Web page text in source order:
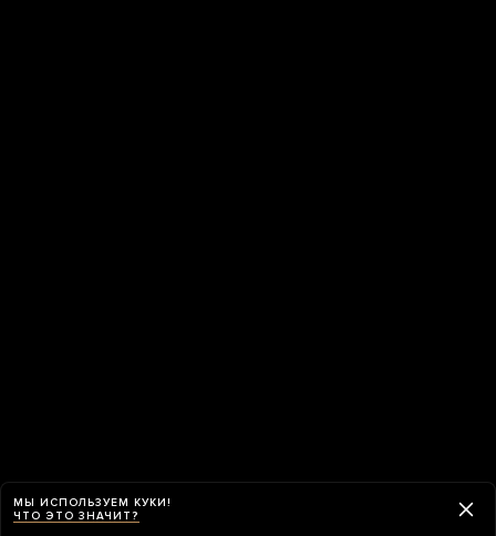
МЫ ИСПОЛЬЗУЕМ КУКИ!
ЧТО ЭТО ЗНАЧИТ?